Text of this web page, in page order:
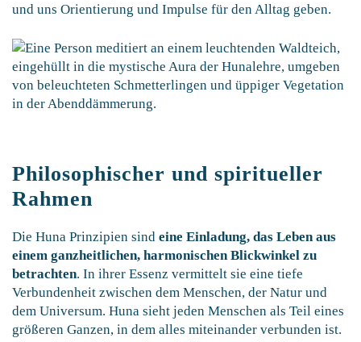
und uns Orientierung und Impulse für den Alltag geben.
Philosophischer und spiritueller
Rahmen
Die Huna Prinzipien sind eine Einladung, das Leben aus
einem ganzheitlichen, harmonischen Blickwinkel zu
betrachten. In ihrer Essenz vermittelt sie eine tiefe
Verbundenheit zwischen dem Menschen, der Natur und
dem Universum. Huna sieht jeden Menschen als Teil eines
größeren Ganzen, in dem alles miteinander verbunden ist.